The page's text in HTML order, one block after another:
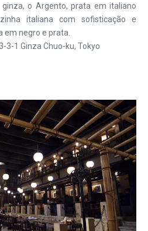
ginza, o Argento, prata em italiano
italiana com sofisticação e
em negro e prata.
3-1 Ginza Chuo-ku, Tokyo